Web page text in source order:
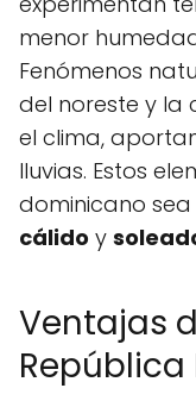
menor
Fenómenos
del noreste y la
el clima,
lluvias. Estos
dominicano sea
cálido y
Ventajas